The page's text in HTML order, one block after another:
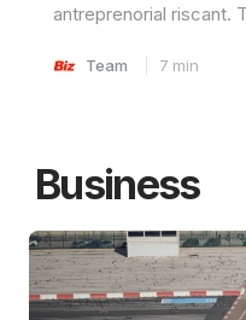
antreprenorial riscant.
Team 7 min
Business